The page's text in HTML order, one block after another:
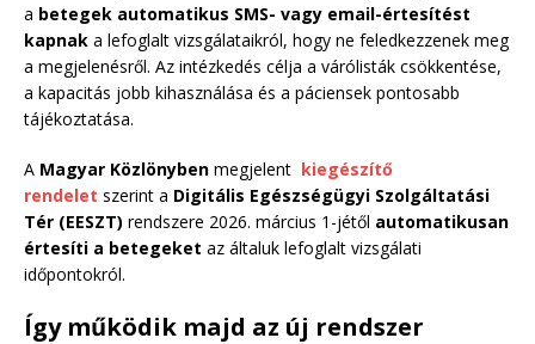
a betegek automatikus SMS- vagy email-értesítést
kapnak a lefoglalt vizsgálataikról, hogy ne feledkezzenek meg
a megjelenésről. Az intézkedés célja a várólisták csökkentése,
a kapacitás jobb kihasználása és a páciensek pontosabb
tájékoztatása.
A Magyar Közlönyben megjelent kiegészítő
rendelet szerint a Digitális Egészségügyi Szolgáltatási
Tér (EESZT) rendszere 2026. március 1-jétől automatikusan
értesíti a betegeket az általuk lefoglalt vizsgálati
időpontokról.
Így működik majd az új rendszer